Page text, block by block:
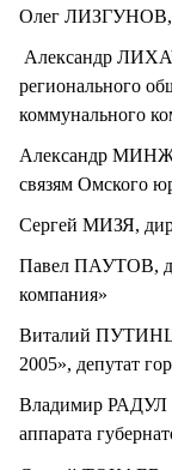
Олег ЛИЗГУНОВ,
Александр
регионального
коммунального
Александр
связям Омского
Сергей МИЗЯ,
Павел ПАУТОВ,
компания»
Виталий
2005», депутат
Владимир РАДУЛ
аппарата